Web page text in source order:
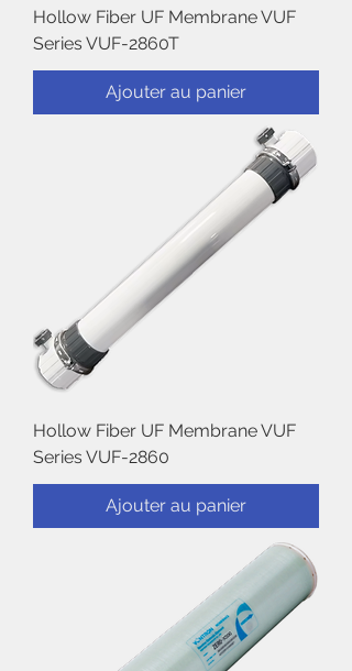
Hollow Fiber UF Membrane VUF
Series VUF-2860T
Ajouter au panier
Hollow Fiber UF Membrane VUF
Series VUF-2860
Ajouter au panier